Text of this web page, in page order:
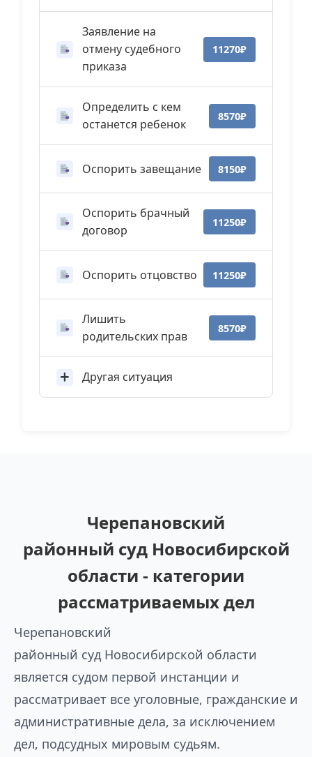
Заявление на
отмену судебного
приказа
11270₽
Определить с кем
останется ребенок
8570₽
Оспорить завещание 8150₽
Оспорить брачный
договор
11250₽
Оспорить отцовство 11250₽
Лишить
родительских прав
8570₽
Другая ситуация
Черепановский
районный суд Новосибирской
области - категории
рассматриваемых дел
Черепановский
районный суд Новосибирской области
является судом первой инстанции и
рассматривает все уголовные, гражданские и
административные дела, за исключением
дел, подсудных мировым судьям.